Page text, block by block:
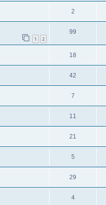
2
1 2
99
18
42
7
11
21
5
29
4